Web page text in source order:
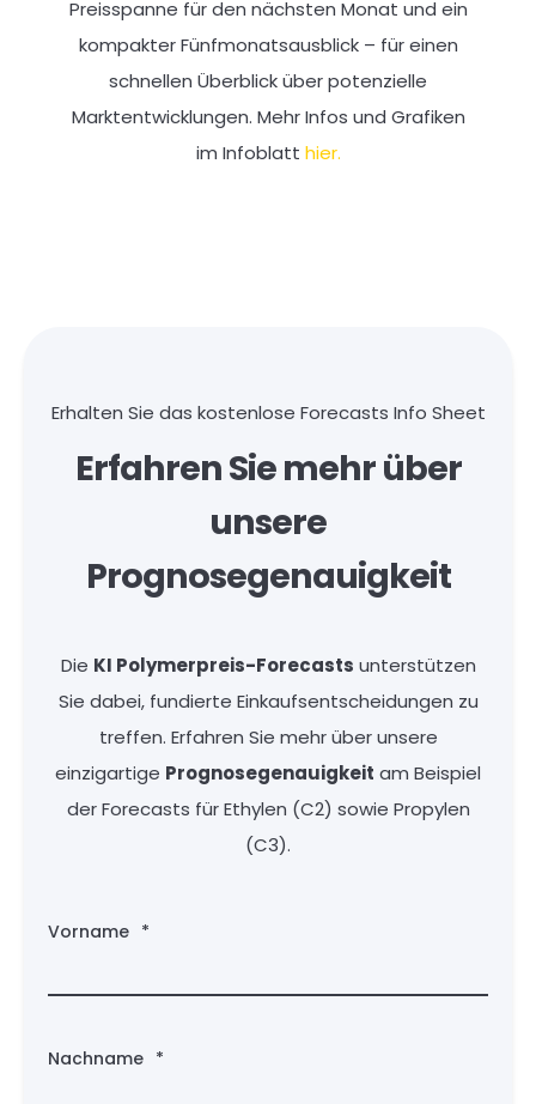
Preisspanne für den nächsten Monat und ein
kompakter Fünfmonatsausblick – für einen
schnellen Überblick über potenzielle
Marktentwicklungen. Mehr Infos und Grafiken
im Infoblatt hier.
Erhalten Sie das kostenlose Forecasts Info Sheet
Erfahren Sie mehr über
unsere
Prognosegenauigkeit
Die KI Polymerpreis-Forecasts unterstützen
Sie dabei, fundierte Einkaufsentscheidungen zu
treffen. Erfahren Sie mehr über unsere
einzigartige Prognosegenauigkeit am Beispiel
der Forecasts für Ethylen (C2) sowie Propylen
(C3).
Vorname *
Nachname *